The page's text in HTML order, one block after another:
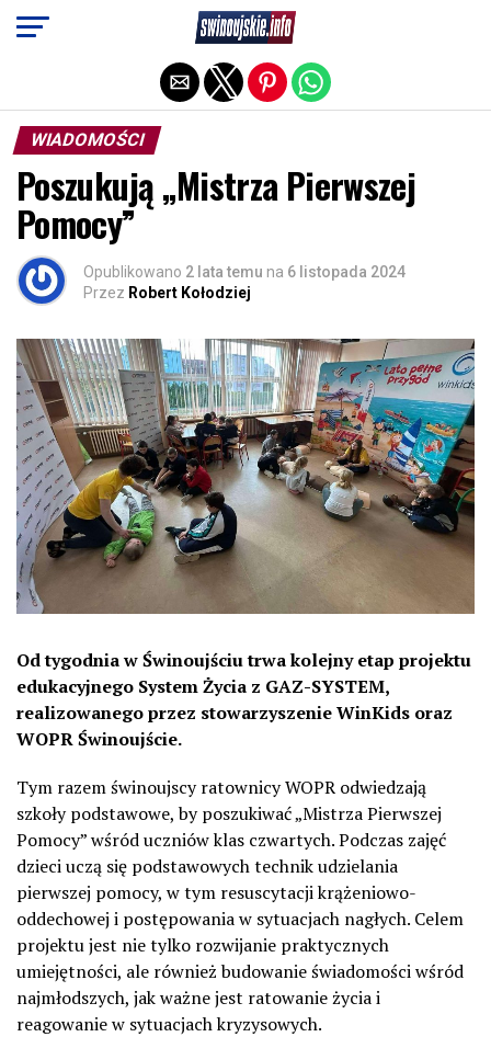
WIADOMOŚCI
Poszukują „Mistrza Pierwszej
Pomocy”
Opublikowano 2 lata temu na 6 listopada 2024
Przez Robert Kołodziej
Od tygodnia w Świnoujściu trwa kolejny etap projektu
edukacyjnego System Życia z GAZ-SYSTEM,
realizowanego przez stowarzyszenie WinKids oraz
WOPR Świnoujście.
Tym razem świnoujscy ratownicy WOPR odwiedzają
szkoły podstawowe, by poszukiwać „Mistrza Pierwszej
Pomocy” wśród uczniów klas czwartych. Podczas zajęć
dzieci uczą się podstawowych technik udzielania
pierwszej pomocy, w tym resuscytacji krążeniowo-
oddechowej i postępowania w sytuacjach nagłych. Celem
projektu jest nie tylko rozwijanie praktycznych
umiejętności, ale również budowanie świadomości wśród
najmłodszych, jak ważne jest ratowanie życia i
reagowanie w sytuacjach kryzysowych.
Exit mobile version